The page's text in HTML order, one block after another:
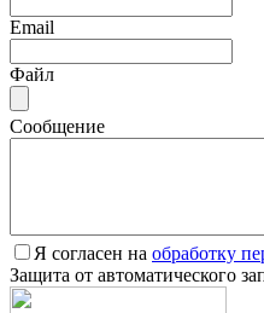
Email
Файл
Сообщение
Я согласен на обработку
Защита от автоматического